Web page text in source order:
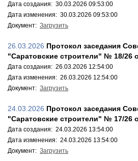
Дата создания: 30.03.2026 09:53:00
Дата изменения: 30.03.2026 09:53:00
Документ: Загрузить
26.03.2026 Протокол заседания
"Саратовские строители" № 18/26
Дата создания: 26.03.2026 12:54:00
Дата изменения: 26.03.2026 12:54:00
Документ: Загрузить
24.03.2026 Протокол заседания
"Саратовские строители" № 17/26
Дата создания: 24.03.2026 13:54:00
Дата изменения: 24.03.2026 13:54:00
Документ: Загрузить